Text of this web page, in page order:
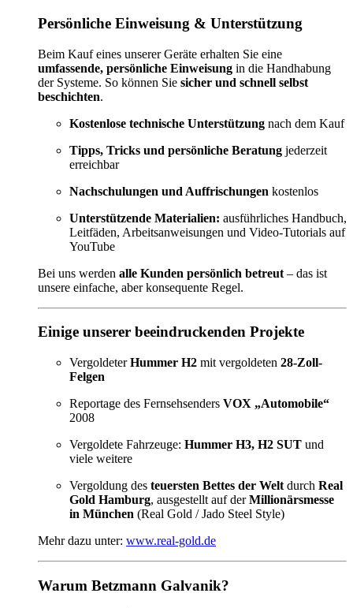
Persönliche Einweisung & Unterstützung
Beim Kauf eines unserer Geräte erhalten Sie eine
umfassende, persönliche Einweisung in die Handhabung
der Systeme. So können Sie sicher und schnell selbst
beschichten.
Kostenlose technische Unterstützung nach dem Kauf
Tipps, Tricks und persönliche Beratung jederzeit
erreichbar
Nachschulungen und Auffrischungen kostenlos
Unterstützende Materialien: ausführliches Handbuch,
Leitfäden, Arbeitsanweisungen und Video-Tutorials auf
YouTube
Bei uns werden alle Kunden persönlich betreut – das ist
unsere einfache, aber konsequente Regel.
Einige unserer beeindruckenden Projekte
VergoldeterHummer H2 mit vergoldeten 28-Zoll-
Felgen
Reportage des Fernsehsenders VOX „Automobile“
2008
Vergoldete Fahrzeuge: Hummer H3, H2 SUT und
viele weitere
Vergoldung des teuersten Bettes der Welt durch Real
Gold Hamburg, ausgestellt auf derMillionärsmesse
in München (Real Gold / Jado Steel Style)
Mehr dazu unter: www.real-gold.de
Warum Betzmann Galvanik?